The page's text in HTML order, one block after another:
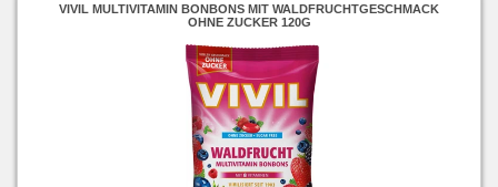
VIVIL MULTIVITAMIN BONBONS MIT WALDFRUCHTGESCHMACK
OHNE ZUCKER 120G